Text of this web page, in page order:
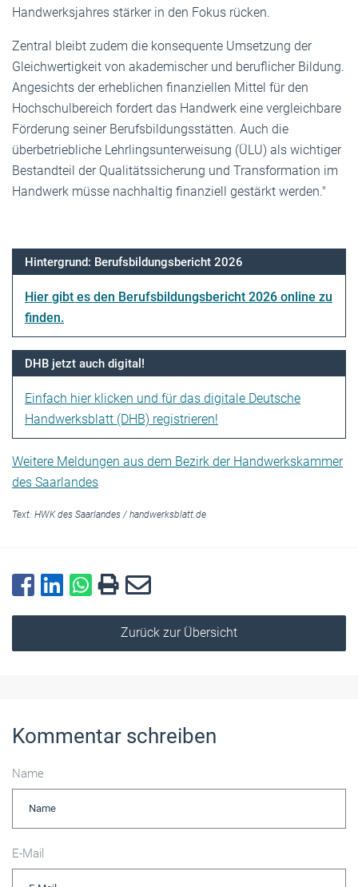
Handwerksjahres stärker in den Fokus rücken.
Zentral bleibt zudem die konsequente Umsetzung der
Gleichwertigkeit von akademischer und beruflicher Bildung.
Angesichts der erheblichen finanziellen Mittel für den
Hochschulbereich fordert das Handwerk eine vergleichbare
Förderung seiner Berufsbildungsstätten. Auch die
überbetriebliche Lehrlingsunterweisung (ÜLU) als wichtiger
Bestandteil der Qualitätssicherung und Transformation im
Handwerk müsse nachhaltig finanziell gestärkt werden."
Hintergrund: Berufsbildungsbericht 2026
Hier gibt es den Berufsbildungsbericht 2026 online zu
finden.
DHB jetzt auch digital!
Einfach hier klicken und für das digitale Deutsche
Handwerksblatt (DHB) registrieren!
Weitere Meldungen aus dem Bezirk der Handwerkskammer
des Saarlandes
Text: HWK des Saarlandes / handwerksblatt.de
Zurück zur Übersicht
Kommentar schreiben
Name
E-Mail